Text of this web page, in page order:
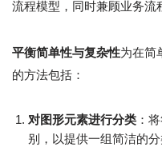
流程模型，同时兼顾业务流
平衡简单性与复杂性为在简
的方法包括：
对图形元素进行分类 ：
别，以提供一组简洁的